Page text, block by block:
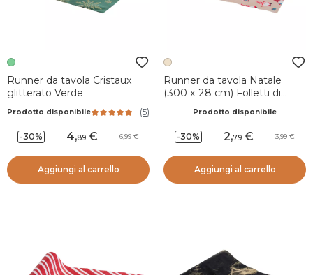
Runner da tavola Cristaux
glitterato Verde
Prodotto disponibile (5)
-30% 4,89 6,99
Aggiungi al carrello
Runner da tavola Natale
(300 x 28 cm) Folletti di
Prodotto disponibile
-30% 2,79 3,99
Aggiungi al carrello